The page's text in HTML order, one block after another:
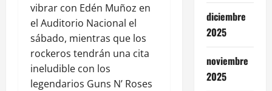
vibrar con Edén Muñoz en
el Auditorio Nacional el
sábado, mientras que los
rockeros tendrán una cita
ineludible con los
legendarios Guns N’ Roses
diciembre
2025
noviembre
2025